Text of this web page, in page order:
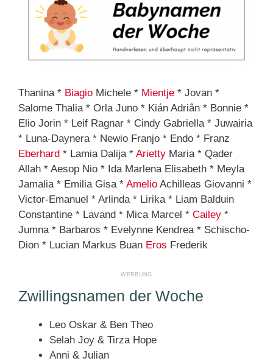
Thanina * Biagio Michele * Mientje * Jovan *
Salome Thalia * Orla Juno * Kián Adriân * Bonnie *
Elio Jorin * Leif Ragnar * Cindy Gabriella * Juwairia
* Luna-Daynera * Newio Franjo * Endo * Franz
Eberhard * Lamia Dalija * Arietty Maria * Qader
Allah * Aesop Nio * Ida Marlena Elisabeth * Meyla
Jamalia * Emilia Gisa * Amelio Achilleas Giovanni *
Victor-Emanuel * Arlinda * Lirika * Liam Balduin
Constantine * Lavand * Mica Marcel * Cailey *
Jumna * Barbaros * Evelynne Kendrea * Schischo-
Dion * Lucian Markus Buan Eros Frederik
Zwillingsnamen der Woche
Leo Oskar & Ben Theo
Selah Joy & Tirza Hope
Anni & Julian